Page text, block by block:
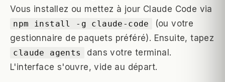
Vous installez ou mettez à jour Claude Code via
npm install -g claude-code
(ou votre
gestionnaire de paquets préféré). Ensuite, tapez
claude agents
dans votre terminal.
L'interface s'ouvre, vide au départ.